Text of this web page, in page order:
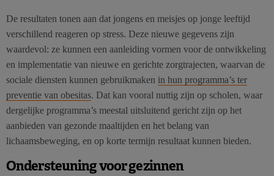
De resultaten tonen aan dat jongens en meisjes op jonge leeftijd
verschillend reageren op stress. Deze nieuwe gegevens zijn
waardevol: ze kunnen een aanleiding vormen voor de ontwikkeling
en implementatie van nieuwe en gerichte zorgtrajecten, waarvan de
sociale diensten kunnen gebruikmaken in hun programma’s ter
preventie van obesitas. Dat kan vooral nuttig zijn op scholen, waar
dergelijke programma’s meestal uitsluitend gericht zijn op het
aanbieden van gezonde maaltijden en het belang van
lichaamsbeweging, en op korte termijn resultaat kunnen bieden.
Ondersteuning voor gezinnen